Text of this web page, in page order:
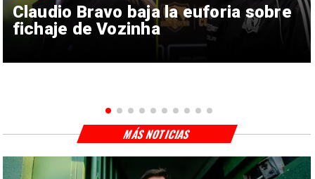
Claudio Bravo baja la euforia sobre
fichaje de Vozinha
MÁS NOTICIAS